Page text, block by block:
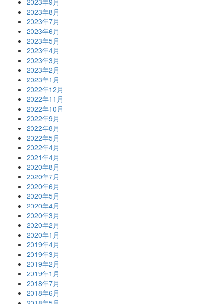
2023年8月
2023年7月
2023年6月
2023年5月
2023年4月
2023年3月
2023年2月
2023年1月
2022年12月
2022年11月
2022年10月
2022年9月
2022年8月
2022年5月
2022年4月
2021年4月
2020年8月
2020年7月
2020年6月
2020年5月
2020年4月
2020年3月
2020年2月
2020年1月
2019年4月
2019年3月
2019年2月
2019年1月
2018年7月
2018年6月